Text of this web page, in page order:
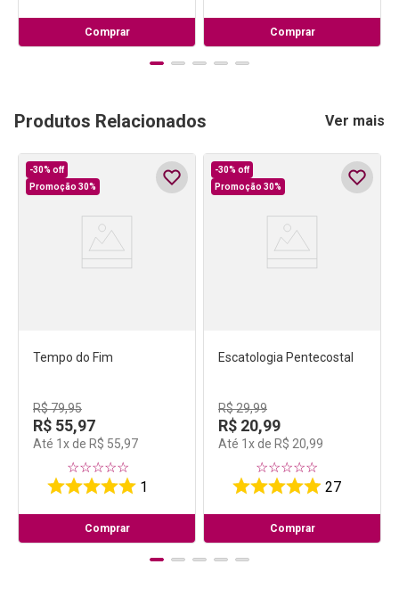
Comprar Comprar
Produtos Relacionados Ver mais
-30% off
Promoção 30%
Tempo do Fim
R$79,95
R$ 55,97
Até 1 x de R$ 55,97
☆☆☆☆☆
1
Comprar
-30% off
Promoção 30%
Escatologia Pentecostal
R$29,99
R$ 20,99
Até 1 x de R$ 20,99
☆☆☆☆☆
27
Comprar